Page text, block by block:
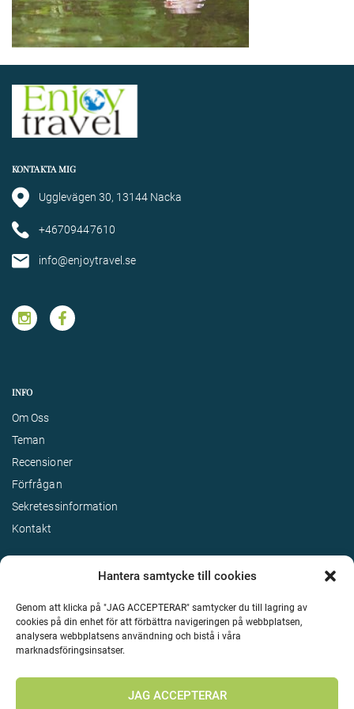
Hantera samtycke till cookies
Genom att klicka på "JAG ACCEPTERAR" samtycker du till lagring av
cookies på din enhet för att förbättra navigeringen på webbplatsen,
analysera webbplatsens användning och bistå i våra
marknadsföringsinsatser.
JAG ACCEPTERAR
KONTAKTA MIG
Ugglevägen 30, 13144 Nacka
+46709447610
info@enjoytravel.se
INFO
Om Oss
Teman
Recensioner
Förfrågan
Sekretessinformation
Kontakt
Upphovsrätt 2026 Enjoy Travel Alla rättigheter reserverade